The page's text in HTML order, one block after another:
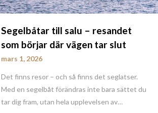
Segelbåtar till salu – resandet
som börjar där vägen tar slut
mars 1, 2026
Det finns resor – och så finns det seglatser.
Med en segelbåt förändras inte bara sättet du
tar dig fram, utan hela upplevelsen av…